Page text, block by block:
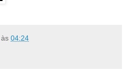
às 04:24